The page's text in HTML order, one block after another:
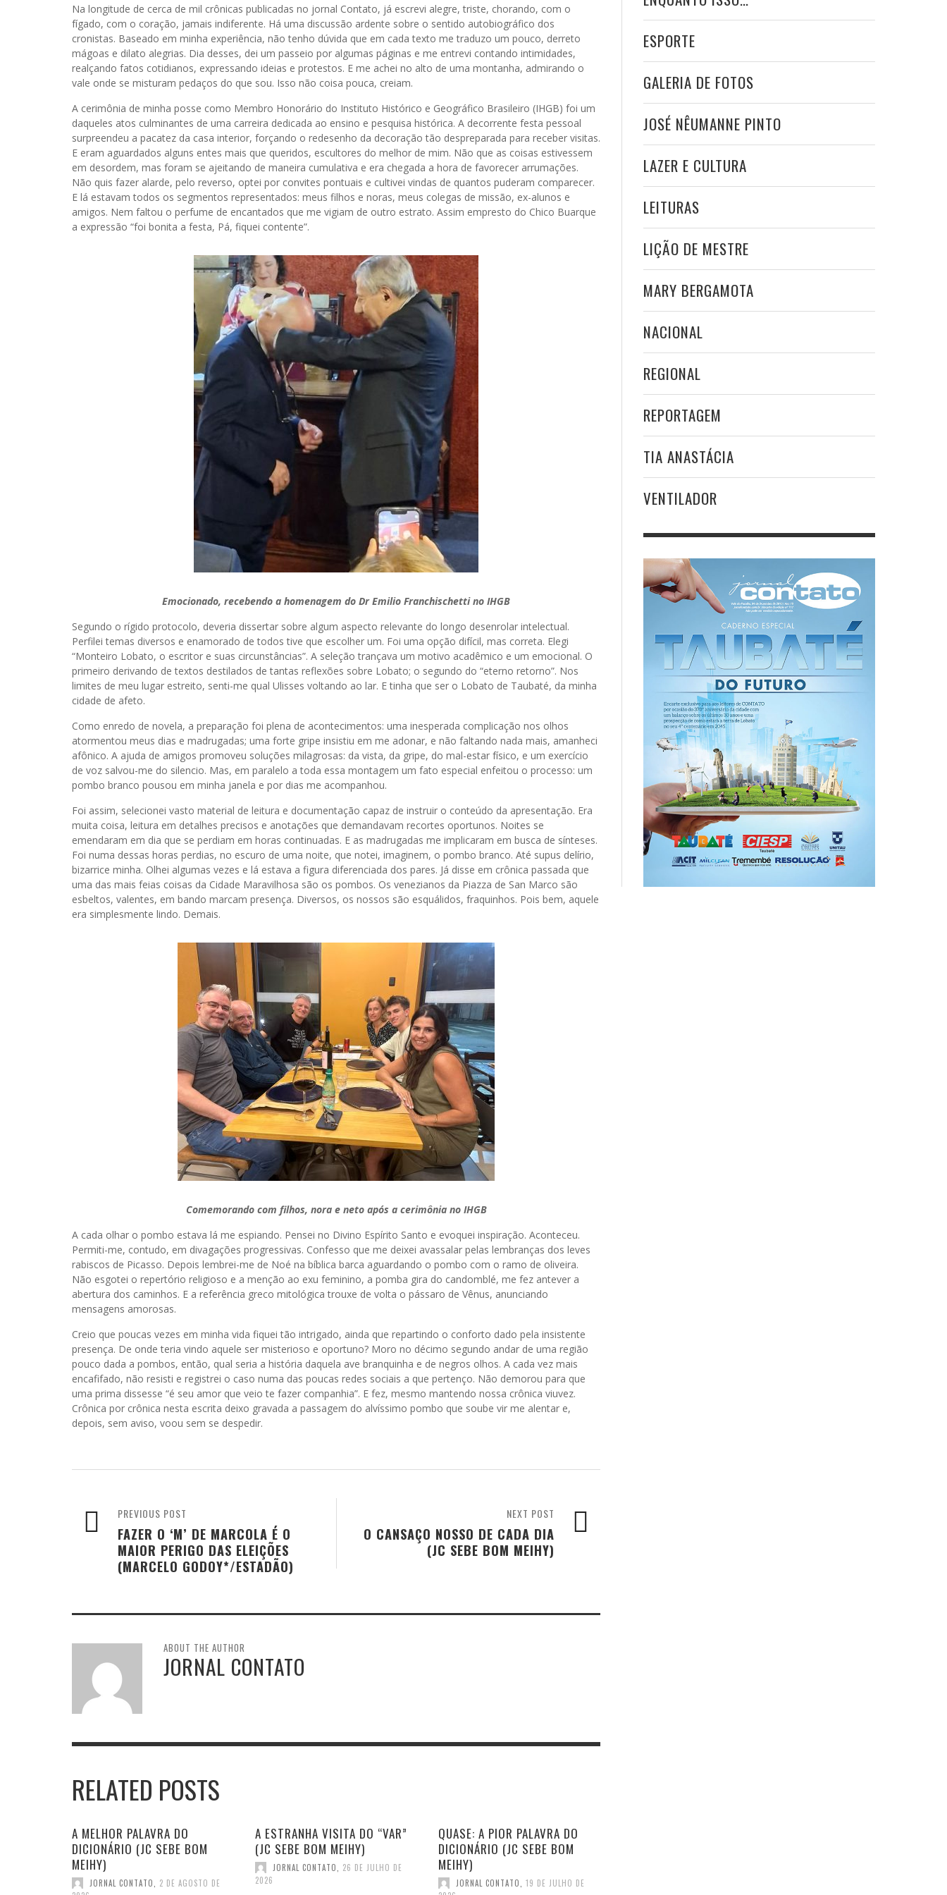
Na longitude de cerca de mil crônicas publicadas no jornal Contato, já escrevi alegre, triste, chorando, com o
fígado, com o coração, jamais indiferente. Há uma discussão ardente sobre o sentido autobiográfico dos
cronistas. Baseado em minha experiência, não tenho dúvida que em cada texto me traduzo um pouco, derreto
mágoas e dilato alegrias. Dia desses, dei um passeio por algumas páginas e me entrevi contando intimidades,
realçando fatos cotidianos, expressando ideias e protestos. E me achei no alto de uma montanha, admirando o
vale onde se misturam pedaços do que sou. Isso não coisa pouca, creiam.
A cerimônia de minha posse como Membro Honorário do Instituto Histórico e Geográfico Brasileiro (IHGB) foi um
daqueles atos culminantes de uma carreira dedicada ao ensino e pesquisa histórica. A decorrente festa pessoal
surpreendeu a pacatez da casa interior, forçando o redesenho da decoração tão despreparada para receber visitas.
E eram aguardados alguns entes mais que queridos, escultores do melhor de mim. Não que as coisas estivessem
em desordem, mas foram se ajeitando de maneira cumulativa e era chegada a hora de favorecer arrumações.
Não quis fazer alarde, pelo reverso, optei por convites pontuais e cultivei vindas de quantos puderam comparecer.
E lá estavam todos os segmentos representados: meus filhos e noras, meus colegas de missão, ex-alunos e
amigos. Nem faltou o perfume de encantados que me vigiam de outro estrato. Assim empresto do Chico Buarque
a expressão “foi bonita a festa, Pá, fiquei contente”.
Emocionado, recebendo a homenagem do Dr Emilio Franchischetti no IHGB
Segundo o rígido protocolo, deveria dissertar sobre algum aspecto relevante do longo desenrolar intelectual.
Perfilei temas diversos e enamorado de todos tive que escolher um. Foi uma opção difícil, mas correta. Elegi
“Monteiro Lobato, o escritor e suas circunstâncias”. A seleção trançava um motivo acadêmico e um emocional. O
primeiro derivando de textos destilados de tantas reflexões sobre Lobato; o segundo do “eterno retorno”. Nos
limites de meu lugar estreito, senti-me qual Ulisses voltando ao lar. E tinha que ser o Lobato de Taubaté, da minha
cidade de afeto.
Como enredo de novela, a preparação foi plena de acontecimentos: uma inesperada complicação nos olhos
atormentou meus dias e madrugadas; uma forte gripe insistiu em me adonar, e não faltando nada mais, amanheci
afônico. A ajuda de amigos promoveu soluções milagrosas: da vista, da gripe, do mal-estar físico, e um exercício
de voz salvou-me do silencio. Mas, em paralelo a toda essa montagem um fato especial enfeitou o processo: um
pombo branco pousou em minha janela e por dias me acompanhou.
Foi assim, selecionei vasto material de leitura e documentação capaz de instruir o conteúdo da apresentação. Era
muita coisa, leitura em detalhes precisos e anotações que demandavam recortes oportunos. Noites se
emendaram em dia que se perdiam em horas continuadas. E as madrugadas me implicaram em busca de sínteses.
Foi numa dessas horas perdias, no escuro de uma noite, que notei, imaginem, o pombo branco. Até supus delírio,
bizarrice minha. Olhei algumas vezes e lá estava a figura diferenciada dos pares. Já disse em crônica passada que
uma das mais feias coisas da Cidade Maravilhosa são os pombos. Os venezianos da Piazza de San Marco são
esbeltos, valentes, em bando marcam presença. Diversos, os nossos são esquálidos, fraquinhos. Pois bem, aquele
era simplesmente lindo. Demais.
Comemorando com filhos, nora e neto após a cerimônia no IHGB
A cada olhar o pombo estava lá me espiando. Pensei no Divino Espírito Santo e evoquei inspiração. Aconteceu.
Permiti-me, contudo, em divagações progressivas. Confesso que me deixei avassalar pelas lembranças dos leves
rabiscos de Picasso. Depois lembrei-me de Noé na bíblica barca aguardando o pombo com o ramo de oliveira.
Não esgotei o repertório religioso e a menção ao exu feminino, a pomba gira do candomblé, me fez antever a
abertura dos caminhos. E a referência greco mitológica trouxe de volta o pássaro de Vênus, anunciando
mensagens amorosas.
Creio que poucas vezes em minha vida fiquei tão intrigado, ainda que repartindo o conforto dado pela insistente
presença. De onde teria vindo aquele ser misterioso e oportuno? Moro no décimo segundo andar de uma região
pouco dada a pombos, então, qual seria a história daquela ave branquinha e de negros olhos. A cada vez mais
encafifado, não resisti e registrei o caso numa das poucas redes sociais a que pertenço. Não demorou para que
uma prima dissesse “é seu amor que veio te fazer companhia”. E fez, mesmo mantendo nossa crônica viuvez.
Crônica por crônica nesta escrita deixo gravada a passagem do alvíssimo pombo que soube vir me alentar e,
depois, sem aviso, voou sem se despedir.
NEXT POST
O CANSAÇO NOSSO DE CADA DIA
(JC SEBE BOM MEIHY)
PREVIOUS POST
FAZER O ‘M’ DE MARCOLA É O
MAIOR PERIGO DAS ELEIÇÕES
(MARCELO GODOY*/ESTADÃO)
ABOUT THE AUTHOR
JORNAL CONTATO
RELATED POSTS
A MELHOR PALAVRA DO
DICIONÁRIO (JC SEBE BOM
MEIHY)
JORNAL CONTATO
2 DE AGOSTO DE
A ESTRANHA VISITA DO “VAR”
(JC SEBE BOM MEIHY)
JORNAL CONTATO
26 DE JULHO DE
2026
QUASE: A PIOR PALAVRA DO
DICIONÁRIO (JC SEBE BOM
MEIHY)
JORNAL CONTATO
19 DE JULHO DE
ESPORTE
GALERIA DE FOTOS
JOSÉ NÊUMANNE PINTO
LAZER E CULTURA
LEITURAS
LIÇÃO DE MESTRE
MARY BERGAMOTA
NACIONAL
REGIONAL
REPORTAGEM
TIA ANASTÁCIA
VENTILADOR